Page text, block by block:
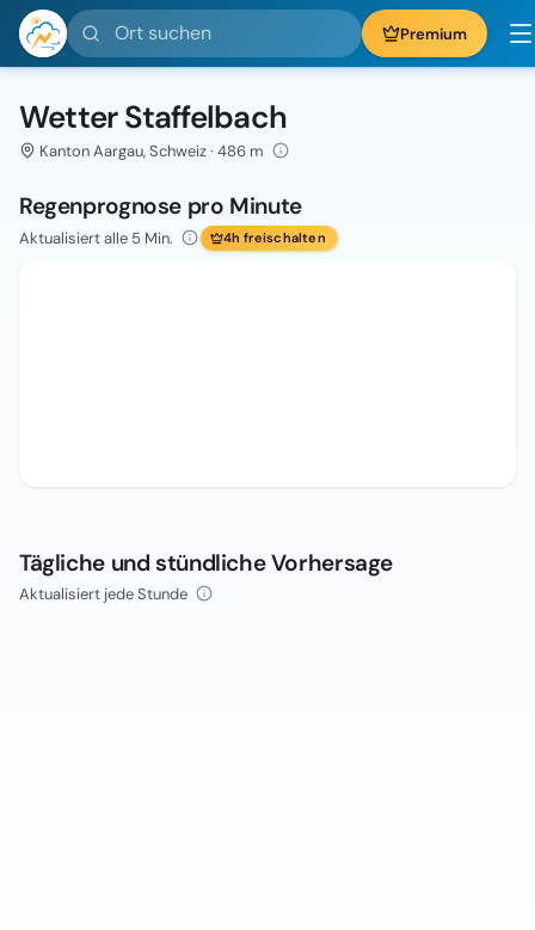
Ort suchen Premium
Wetter Staffelbach
Kanton Aargau, Schweiz · 486 m
Regenprognose pro Minute
Aktualisiert alle 5 Min. 4h freischalten
Tägliche und stündliche Vorhersage
Aktualisiert jede Stunde